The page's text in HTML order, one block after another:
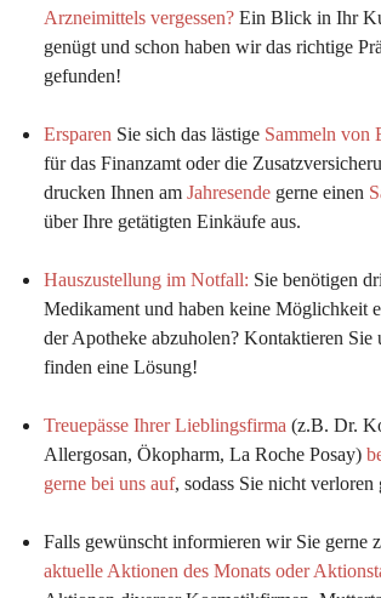
Arzneimittels vergessen? Ein Blick in Ihr
genügt und schon haben wir das richtige
gefunden!
Ersparen Sie sich das lästige Sammeln von
für das Finanzamt oder die
drucken Ihnen am Jahresende gerne einen
über Ihre getätigten Einkäufe aus.
Hauszustellung im Notfall: Sie benötigen
Medikament und haben keine Möglichkeit
der Apotheke abzuholen? Kontaktieren Sie
finden eine Lösung!
Treuepässe Ihrer Lieblingsfirma (z.B. Dr.
Allergosan, Ökopharm, La Roche Posay)
gerne bei uns auf, sodass Sie nicht verloren
Falls gewünscht informieren wir Sie gerne
aktuelle Aktionen des Monats oder